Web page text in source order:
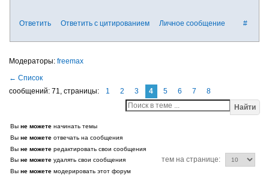
#
Ответить Ответить с цитированием Личное сообщение
freemax
сообщений: 71, страницы: 1 2 3 4 5 6 7
8
Найти
Вы не можете начинать темы
Вы не можете отвечать на сообщения
Вы не можете редактировать свои сообщения
Вы не можете удалять свои сообщения
Вы не можете модерировать этот форум
тем на странице: